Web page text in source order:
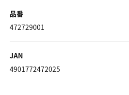
品番
472729001
JAN
4901772472025